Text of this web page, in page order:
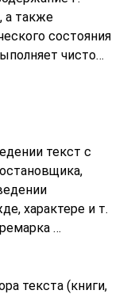
а также
состояния
чисто…
текст с
характере и т.
…
текста (книги,